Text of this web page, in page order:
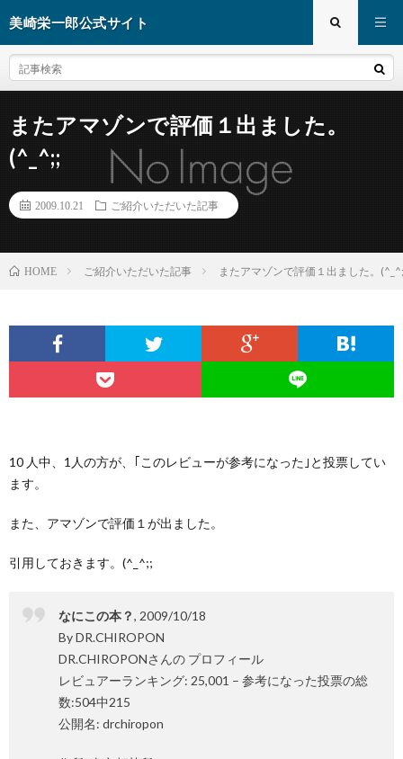
美崎栄一郎公式サイト
またアマゾンで評価１出ました。
(^_^;;
2009.10.21 ご紹介いただいた記事
HOME ご紹介いただいた記事 またアマゾンで評価１出ました。
10 人中、1人の方が、｢このレビューが参考になった｣と投票してい
ます。
また、アマゾンで評価１が出ました。
引用しておきます。(^_^;;
なにこの本？, 2009/10/18
By DR.CHIROPON
DR.CHIROPONさんの プロフィール
レビュアーランキング: 25,001 – 参考になった投票の総
数:504中215
公開名: drchiropon